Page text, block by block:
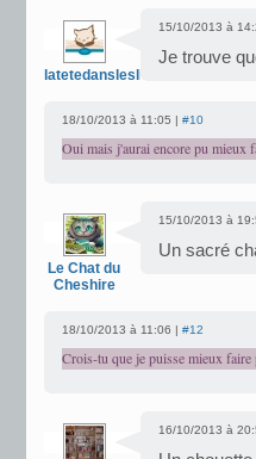
latetedansleslivres
15/10/2013 à
Je trouve
18/10/2013 à 11:05 | #10
Oui mais j'aurai encore pu mieux
Le Chat du
Cheshire
15/10/2013 à
Un sacré
18/10/2013 à 11:06 | #12
Crois-tu que je puisse mieux faire
16/10/2013 à